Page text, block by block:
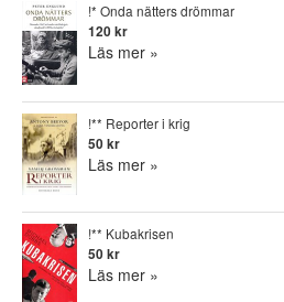
!* Onda nätters drömmar
120 kr
Läs mer »
!** Reporter i krig
50 kr
Läs mer »
!** Kubakrisen
50 kr
Läs mer »